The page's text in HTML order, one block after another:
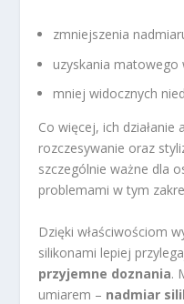
zmniejszenia
uzyskania matowego
mniej widocznych
Co więcej, ich działanie
rozczesywanie oraz
szczególnie ważne dla
problemami w tym
Dzięki właściwościom
silikonami lepiej
przyjemne doznania.
umiarem – nadmiar